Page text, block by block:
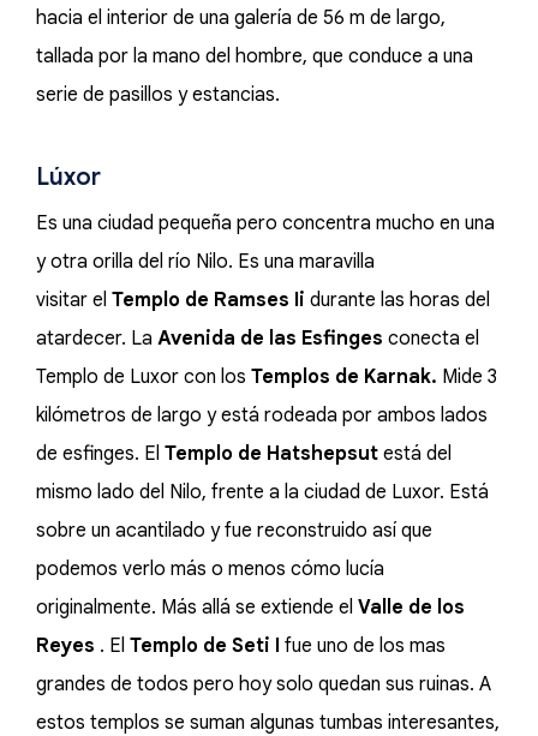
hacia el interior de una galería de 56 m de largo,
tallada por la mano del hombre, que conduce a una
serie de pasillos y estancias.
Lúxor
Es una ciudad pequeña pero concentra mucho en una
y otra orilla del río Nilo. Es una maravilla
visitar el Templo de Ramses Ii durante las horas del
atardecer. La Avenida de las Esfinges conecta el
Templo de Luxor con los Templos de Karnak. Mide 3
kilómetros de largo y está rodeada por ambos lados
de esfinges. El Templo de Hatshepsut está del
mismo lado del Nilo, frente a la ciudad de Luxor. Está
sobre un acantilado y fue reconstruido así que
podemos verlo más o menos cómo lucía
originalmente. Más allá se extiende el Valle de los
Reyes . El Templo de Seti I fue uno de los mas
grandes de todos pero hoy solo quedan sus ruinas. A
estos templos se suman algunas tumbas interesantes,